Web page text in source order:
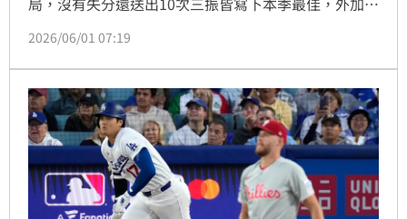
轟，終場9：1痛宰費城人，收下系列賽勝利。
2026/06/01 07:19